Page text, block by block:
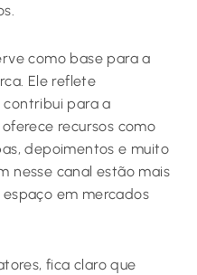
como base para a
Ele reflete
contribui para a
recursos como
depoimentos e muito
nesse canal estão mais
em mercados
fica claro que